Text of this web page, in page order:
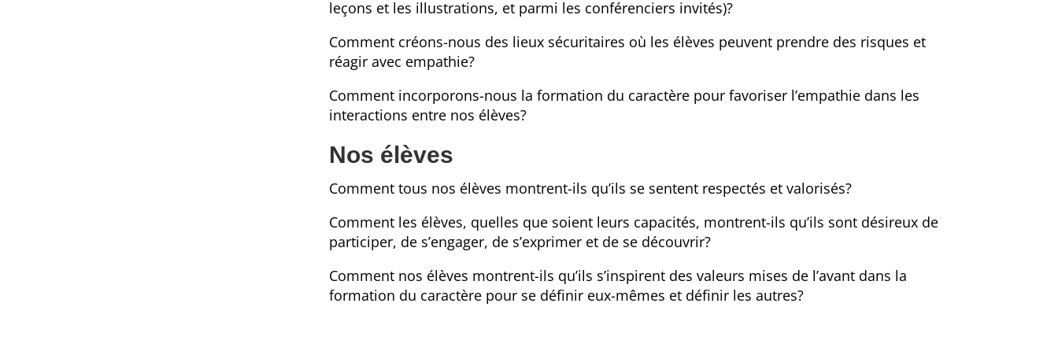
leçons et les illustrations, et parmi les conférenciers invités)?
Comment créons-nous des lieux sécuritaires où les élèves peuvent prendre des risques et
réagir avec empathie?
Comment incorporons-nous la formation du caractère pour favoriser l’empathie dans les
interactions entre nos élèves?
Nos élèves
Comment tous nos élèves montrent-ils qu’ils se sentent respectés et valorisés?
Comment les élèves, quelles que soient leurs capacités, montrent-ils qu’ils sont désireux de
participer, de s’engager, de s’exprimer et de se découvrir?
Comment nos élèves montrent-ils qu’ils s’inspirent des valeurs mises de l’avant dans la
formation du caractère pour se définir eux-mêmes et définir les autres?